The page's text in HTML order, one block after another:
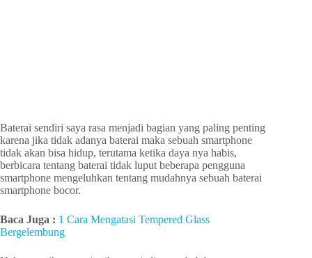
Baterai sendiri saya rasa menjadi bagian yang paling penting
karena jika tidak adanya baterai maka sebuah smartphone
tidak akan bisa hidup, terutama ketika daya nya habis,
berbicara tentang baterai tidak luput beberapa pengguna
smartphone mengeluhkan tentang mudahnya sebuah baterai
smartphone bocor.
Baca Juga : 1 Cara Mengatasi Tempered Glass
Bergelembung